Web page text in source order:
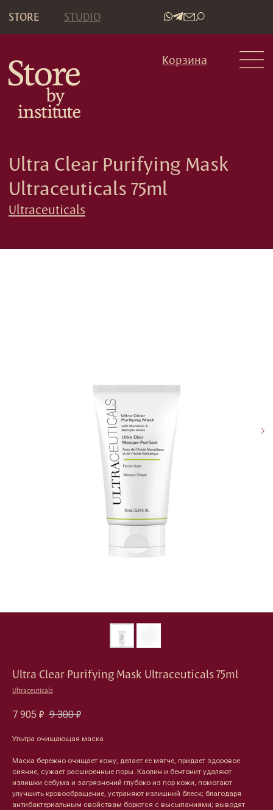
STORE STUDIO
•
Ultra Clear Purifying Mask
Ultra Clear Purifying Mask Ultraceuticals 75ml
Ultraceuticals
7 905 ₽ 9 300 ₽
Ультра очищающая маска
Маска бережно очищает кожу, делает ее мягче, придает здоровое
сияние, сужает расширенные поры. Каолин и бентонит удаляют
излишки себума и загрязнений глубоко из пор кожи, помогают
улучшить кровообращение, устраняют излишний блеск; благодаря
антибактериальным свойствам борются с высыпаниями; выводят